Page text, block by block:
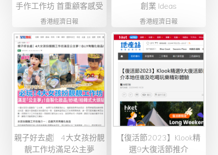
手作工作坊 首重顧客感受
香港經濟日報
創業 Ideas
香港經濟日報
親子好去處︳4大女孩扮靚
靚工作坊滿足公主夢
【復活節2023】Klook精
選9大復活節推介